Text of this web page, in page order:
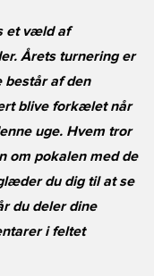
et væld af
Årets turnering er
af den
blive forkælet når
uge. Hvem tror
om pokalen med de
du dig til at se
du deler dine
i feltet